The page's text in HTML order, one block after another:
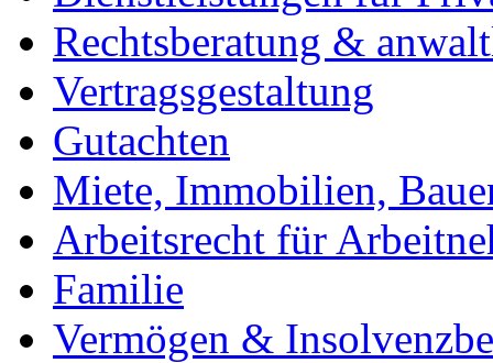
Rechtsberatung &
Vertragsgestaltung
Gutachten
Miete, Immobilien,
Arbeitsrecht für
Familie
Vermögen &